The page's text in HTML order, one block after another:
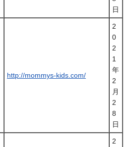
日
http://mommys-kids.com/
2
0
2
1
年
2
月
2
8
日
2